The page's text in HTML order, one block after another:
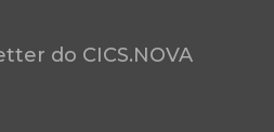
do CICS.NOVA